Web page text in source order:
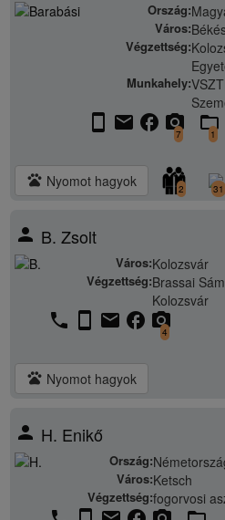
Ország:
Város:
Végzettség:
Munkahely:
stay_current_portrait email facebook camera_alt
7
folder_open
1
pets Nyomot hagyok 2 31
person B. Zsolt
Város:Kolozsvár
Végzettség:Brassai
Kolozsvár
phone stay_current_portrait email facebook camera_alt
4
pets Nyomot hagyok
person H. Enikő
Ország:
Város:Ketsch
Végzettség:fogorvosi